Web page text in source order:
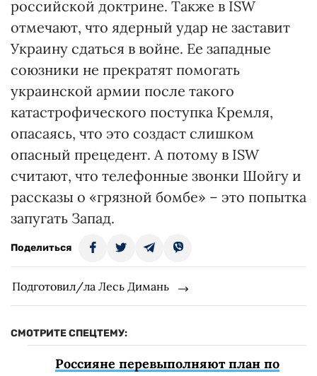
российской доктрине. Также в ISW
отмечают, что ядерный удар не заставит
Украину сдаться в войне. Ее западные
союзники не прекратят помогать
украинской армии после такого
катастрофического поступка Кремля,
опасаясь, что это создаст слишком
опасный прецедент. А потому в ISW
считают, что телефонные звонки Шойгу и
рассказы о «грязной бомбе» – это попытка
запугать Запад.
Поделиться
Подготовил/ла Лесь Димань
СМОТРИТЕ СПЕЦТЕМУ:
Россияне перевыполняют план по